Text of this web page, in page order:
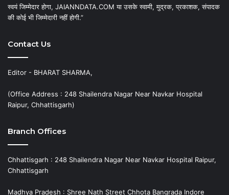
स्वयं जिम्मेदार होगा, JAIANNDATA.COM या उसके स्वामी, मुद्रक, प्रकाशक, संपादक
की कोई भी जिम्मेदारी नहीं होगी.”
Contact Us
Editor - BHARAT SHARMA,
(Office Address : 248 Shailendra Nagar Near Navkar Hospital
Raipur, Chhattisgarh)
Branch Offices
Chhattisgarh : 248 Shailendra Nagar Near Navkar Hospital Raipur,
Chhattisgarh
Madhya Pradesh : Shree Nath Street Chhota Bangrada Indore